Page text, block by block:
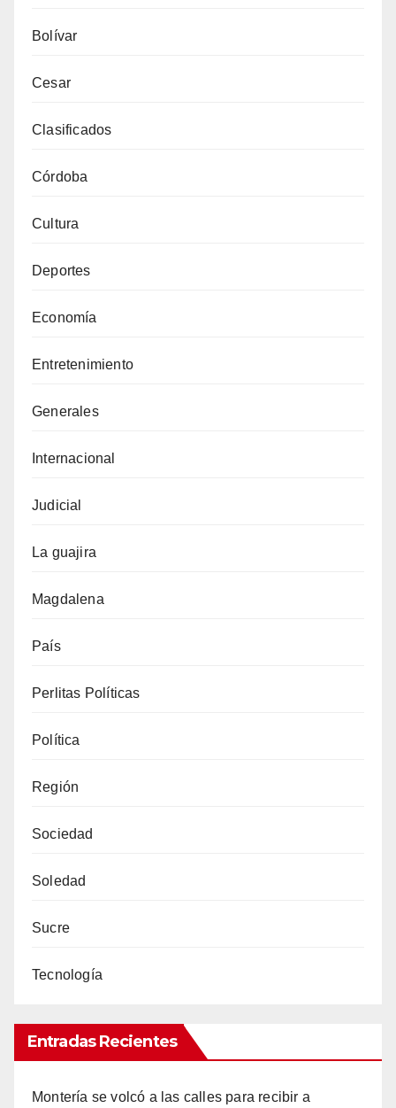
Bolívar
Cesar
Clasificados
Córdoba
Cultura
Deportes
Economía
Entretenimiento
Generales
Internacional
Judicial
La guajira
Magdalena
País
Perlitas Políticas
Política
Región
Sociedad
Soledad
Sucre
Tecnología
Entradas Recientes
Montería se volcó a las calles para recibir a